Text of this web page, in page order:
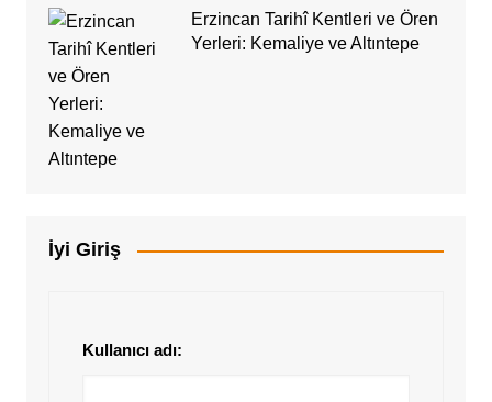
Erzincan Tarihî Kentleri ve Ören
Yerleri: Kemaliye ve Altıntepe
İyi Giriş
Kullanıcı adı: